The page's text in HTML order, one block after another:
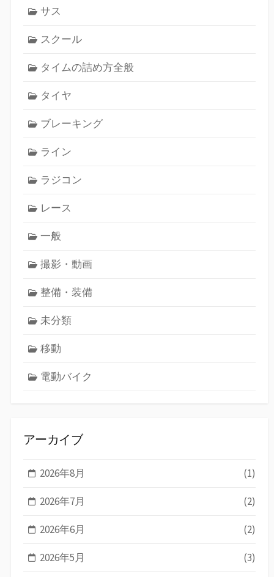
サス
スクール
タイムの詰め方全般
タイヤ
ブレーキング
ライン
ラジコン
レース
一般
撮影・動画
整備・装備
未分類
移動
電動バイク
アーカイブ
2026年8月 (1)
2026年7月 (2)
2026年6月 (2)
2026年5月 (3)